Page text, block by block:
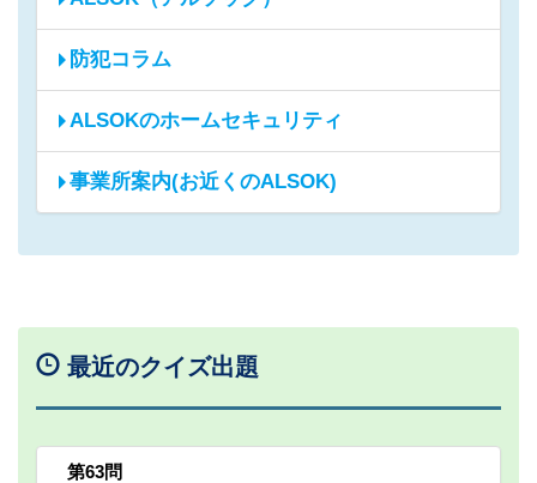
防犯コラム
ALSOKのホームセキュリティ
事業所案内(お近くのALSOK)
最近のクイズ出題
第63問